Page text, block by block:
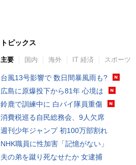
トピックス
主要 国内 海外 IT 経済 スポーツ
台風13号影響で 数日間暴風雨も?
広島に原爆投下から81年 心境は
鈴鹿で訓練中に 白バイ隊員重傷
消費税巡る自民総務会、9人欠席
週刊少年ジャンプ 初100万部割れ
NHK職員に性加害「記憶がない」
夫の弟を蹴り死なせたか 女逮捕